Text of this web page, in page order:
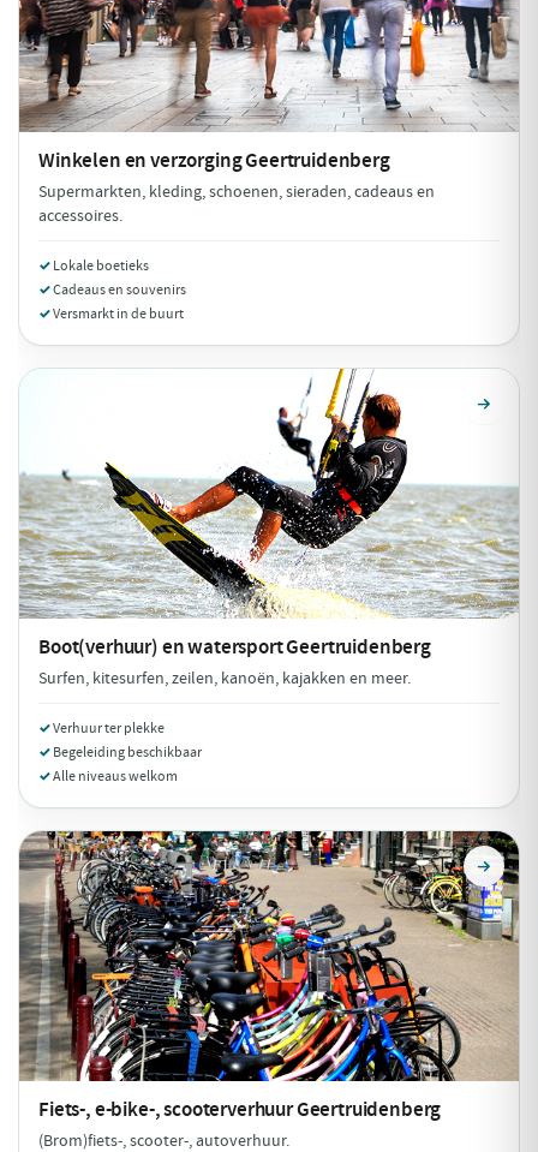
Winkelen en verzorgingGeertruidenberg
Supermarkten, kleding, schoenen, sieraden, cadeaus en
accessoires.
Lokale boetieks
Cadeaus en souvenirs
Versmarkt in de buurt
Boot(verhuur) en watersportGeertruidenberg
Surfen, kitesurfen, zeilen, kanoën, kajakken en meer.
Verhuur ter plekke
Begeleiding beschikbaar
Alle niveaus welkom
Fiets-, e-bike-, scooterverhuurGeertruidenberg
(Brom)fiets-, scooter-, autoverhuur.